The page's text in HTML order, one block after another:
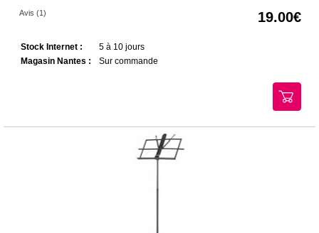
Avis (1) 19.00
Stock Internet :
5 à 10 jours
Magasin Nantes :
Sur commande